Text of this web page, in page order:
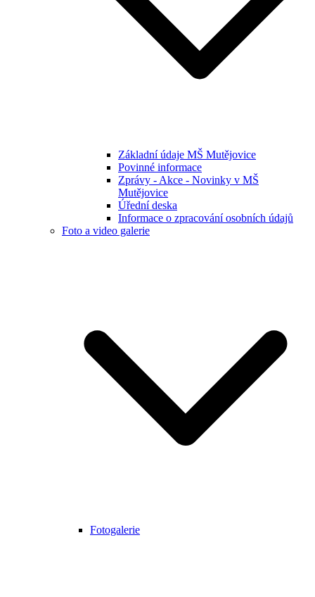
Základní údaje MŠ Mutějovice
Povinné informace
Zprávy - Akce - Novinky v MŠ
Mutějovice
Úřední deska
Informace o zpracování osobních údajů
Foto a video galerie
Fotogalerie